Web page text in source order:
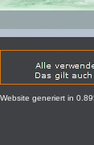
Website generiert in